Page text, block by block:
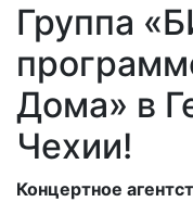
Группа
Дома» в
Чехии!
Концертное